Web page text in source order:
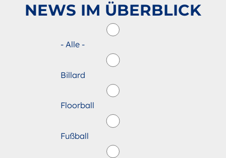
NEWS IM ÜBERBLICK
- Alle -
Billard
Floorball
Fußball